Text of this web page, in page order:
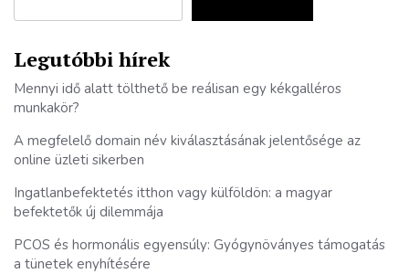
Legutóbbi hírek
Mennyi idő alatt tölthető be reálisan egy kékgalléros
munkakör?
A megfelelő domain név kiválasztásának jelentősége az
online üzleti sikerben
Ingatlanbefektetés itthon vagy külföldön: a magyar
befektetők új dilemmája
PCOS és hormonális egyensúly: Gyógynöványes támogatás
a tünetek enyhítésére